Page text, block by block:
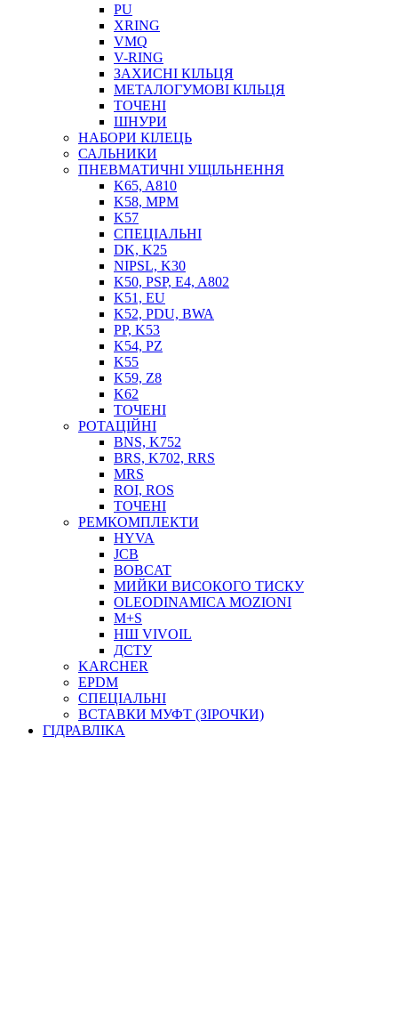
ПІСТОЛЕТИ
НАСОСИ ТА ПОМПИ
НАГНІТАЧІ
МУФТИ (НАСАДКИ) ДЛЯ ШПРИЦІВ
МАСЛЯНКИ, ЛІЙКИ
ПРЕС-МАСЛЯНКИ
ШЛАНГИ, ТРУБКИ
ШПРИЦИ МАСТИЛЬНІ
ТОСОЛ, АНТИФРИЗ
ОЛИВА-ПАЛИВО
ПОВІТРЯ-ВОДА
ДЛЯ ЗВАРЮВАННЯ
НАПІРНО-ВСМОКТУЮЧІ
ФІЛЬТРИ ДЛЯ ПАЛЬНОГО
ПІДДОНИ ДЛЯ БОЧОК
МОДУЛЬНІ АЗС
МЕТРОЛОГІЧНЕ ОБЛАДНАННЯ
ЛІЧИЛЬНИКИ І ВИТРАТОМІРИ ДЛЯ ПАЛЬНОГО
КОТУШКИ ДЛЯ ШЛАНГІВ
PU
XRING
VMQ
V-RING
ЗАХИСНІ КІЛЬЦЯ
МЕТАЛОГУМОВІ КІЛЬЦЯ
ТОЧЕНІ
ШНУРИ
НАБОРИ КІЛЕЦЬ
САЛЬНИКИ
ПНЕВМАТИЧНІ УЩІЛЬНЕННЯ
K65, A810
K58, MPM
K57
СПЕЦІАЛЬНІ
DK, K25
NIPSL, K30
K50, PSP, E4, A802
K51, EU
K52, PDU, BWA
PP, K53
K54, PZ
K55
K59, Z8
K62
ТОЧЕНІ
РОТАЦІЙНІ
BNS, K752
BRS, K702, RRS
MRS
ROI, ROS
ТОЧЕНІ
РЕМКОМПЛЕКТИ
HYVA
JCB
BOBCAT
МИЙКИ ВИСОКОГО ТИСКУ
OLEODINAMICA MOZIONI
M+S
НШ VIVOIL
ДСТУ
KARCHER
EPDM
СПЕЦІАЛЬНІ
ВСТАВКИ МУФТ (ЗІРОЧКИ)
ГІДРАВЛІКА